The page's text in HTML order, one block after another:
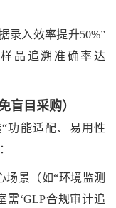
录入效率提升50%”
品追溯准确率达
盲目采购）
“功能适配、易用性
场景（如“环境监测
需‘GLP合规审计追